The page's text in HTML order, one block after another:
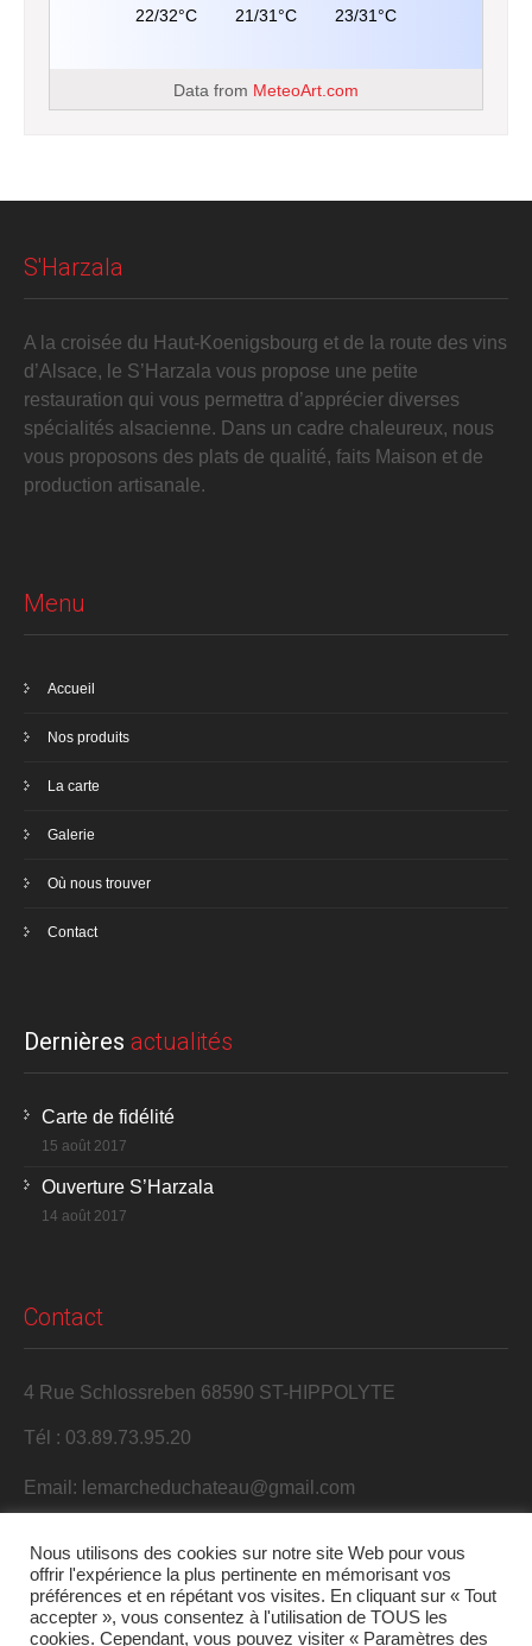
22/32°C 21/31°C 23/31°C
Data from MeteoArt.com
S'Harzala
A la croisée du Haut-Koenigsbourg et de la route des vins
d’Alsace, le S’Harzala vous propose une petite
restauration qui vous permettra d’apprécier diverses
spécialités alsacienne. Dans un cadre chaleureux, nous
vous proposons des plats de qualité, faits Maison et de
production artisanale.
Menu
Accueil
Nos produits
La carte
Galerie
Où nous trouver
Contact
Dernières actualités
Carte de fidélité
15 août 2017
Ouverture S’Harzala
14 août 2017
Contact
4 Rue Schlossreben 68590 ST-HIPPOLYTE
Tél : 03.89.73.95.20
Email: lemarcheduchateau@gmail.com
Nous utilisons des cookies sur notre site Web pour vous
offrir l'expérience la plus pertinente en mémorisant vos
préférences et en répétant vos visites. En cliquant sur « Tout
accepter », vous consentez à l'utilisation de TOUS les
cookies. Cependant, vous pouvez visiter « Paramètres des